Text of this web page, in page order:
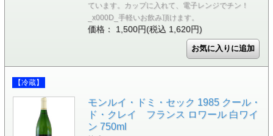
ています。カップに入れて、電子レンジでチン！
_x000D_手軽いお飲み頂けます。
価格： 1,500円(税込 1,620円)
【冷蔵】
モンルイ・ドミ・セック 1985 クール・
ド・クレイ フランス ロワール 白ワイ
ン 750ml